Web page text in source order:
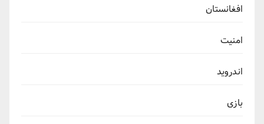
افغانستان
امنیت
اندروید
بازی